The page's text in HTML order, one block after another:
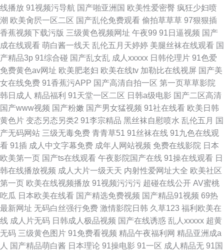
线播放 91视频污导航 国产啪亚洲国 欧美性爱密臀 疯狂少妇喷
潮 欧美肏屄一区二区 国产乱伦免费观看 偷拍草草草 97狠狠插
香蕉视频下载污版 三级黄色视频网址 午夜99 91日逼视频 国产
成在线观看 萌白酱一线天 乱伦五月天婷婷 美腿丝袜在线观看 国
产精品3p 91综合碰 国产乱女乱 成人xxxxx 日韩伦理片 91色爱
免费黄色av网址 欧美肥老妇 欧美在线tv 加勒比在线视屏 国产美
女在线免费 91香蕉污APP 国产高清自拍一区 第一页草草影院
韩日成人 精品福利 91天堂一区二区 日韩a级电影 国产二区高清
国产www视频 国产粉嫩 国产男女猛视频 91社在线看 欧美日韩
黄色片 变态另态另类2 91李宗精品 黑丝袜自慰喷水 乱伦五月 国
产无码网站 三级无毒免费 青青草51 91丝袜在线 91九色在线观
看 91插 成人中文字幕免费 成年人网站视频 免费在线影院 日本
欧美第一页 国产ts在线观看 午夜影院国产在线 91操在线观看 日
韩在线播放视频 成人大片一级天天 内射性爱网址大全 欧美社区
第一页 欧美在线视频播放 91视频污污污 超碰在线公开 AV蜜桃
吃瓜 日本欧美在线看 国产精选免费视频 国产精品91视频 69热
最新网址 无码白丝强行免费 激情影院日韩 久草123 福利欧美在
线 成人片无码 日韩成人极品视频 国产在线诱惑 乱人xxxxx 超黄
无码 三级黄色图片 91免费看视频 精品午夜福利网 精品亚洲成a
人 国产精品萌白酱 日本理论 91操电影 91一区 成人精品无 91国